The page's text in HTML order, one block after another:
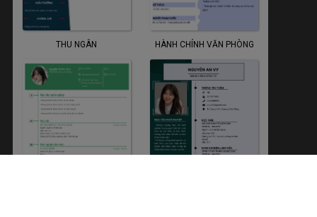
THU NGÂN HÀNH CHÍNH VĂN PHÒNG